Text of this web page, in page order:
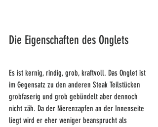
Die Eigenschaften des Onglets
Es ist kernig, rindig, grob, kraftvoll. Das Onglet ist
im Gegensatz zu den anderen Steak Teilstücken
grobfaserig und grob gebündelt aber dennoch
nicht zäh. Da der Nierenzapfen an der Innenseite
liegt wird er eher weniger beansprucht als